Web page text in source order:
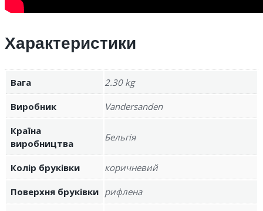
Характеристики
Вага 2.30 kg
Виробник Vandersanden
Країна
виробництва
Бельгія
Колір бруківки коричневий
Поверхня бруківки рифлена